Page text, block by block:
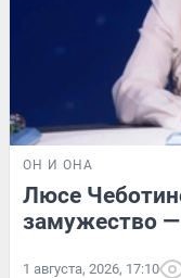
ОН И ОНА
Люсе
замужество —
1 августа, 2026, 17:10